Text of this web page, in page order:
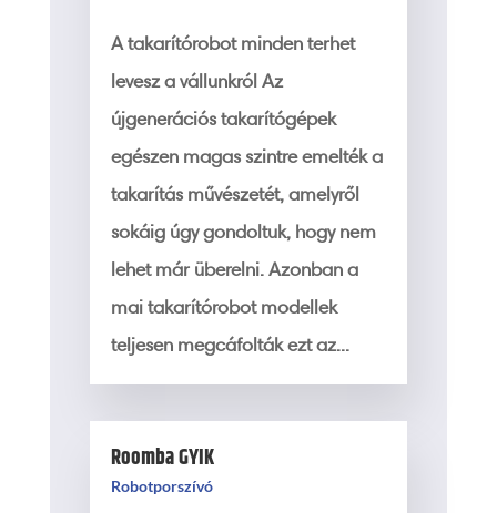
A takarítórobot minden terhet
levesz a vállunkról Az
újgenerációs takarítógépek
egészen magas szintre emelték a
takarítás művészetét, amelyről
sokáig úgy gondoltuk, hogy nem
lehet már überelni. Azonban a
mai takarítórobot modellek
teljesen megcáfolták ezt az...
Roomba GYIK
Robotporszívó